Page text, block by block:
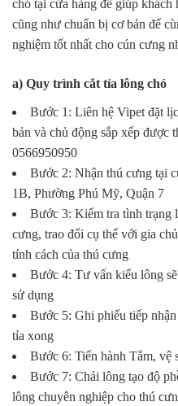
chó tại cửa hàng để giúp
cũng như chuẩn bị cơ bản để
nghiệm tốt nhất cho cún cưng
a) Quy trình cắt tỉa lông chó
Bước 1: Liên hệ Vipet đặt
bản và chủ động sắp xếp được
0566950950
Bước 2: Nhận thú cưng tại
1B, Phường Phú Mỹ, Quận 7
Bước 3: Kiểm tra tình trạng
cưng, trao đổi cụ thể với gia
tính cách của thú cưng
Bước 4: Tư vấn kiểu lông
sử dụng
Bước 5: Ghi phiếu tiếp
tỉa xong
Bước 6: Tiến hành Tắm, vệ
Bước 7: Chải lông tạo độ
lông chuyên nghiệp cho thú